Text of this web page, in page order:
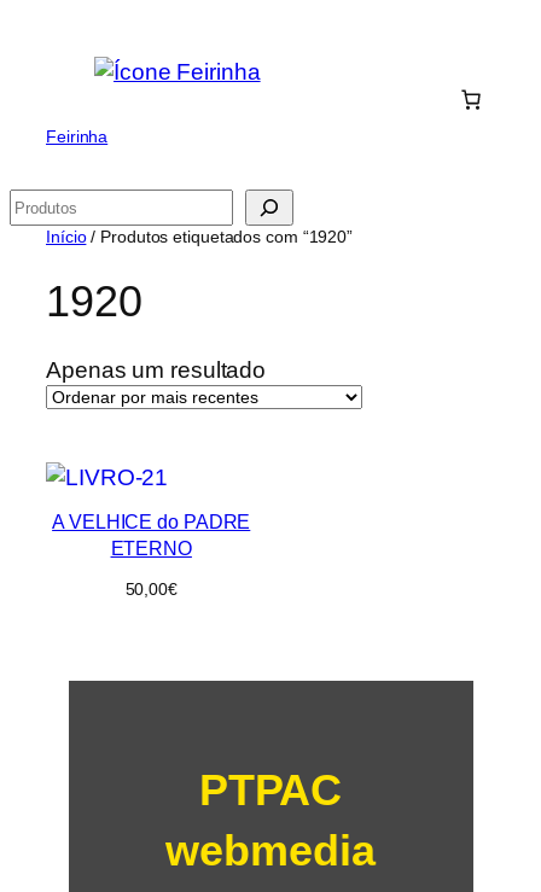
Feirinha
Pesquisar
Início/ Produtos etiquetados com “1920”
1920
Apenas um resultado
A VELHICE do PADRE
ETERNO
50,00€
PTPAC
webmedia